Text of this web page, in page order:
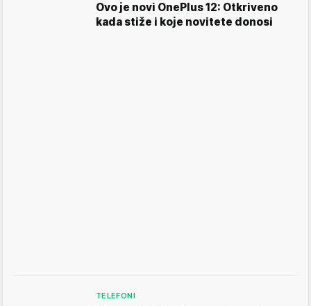
Ovo je novi OnePlus 12: Otkriveno
kada stiže i koje novitete donosi
TELEFONI